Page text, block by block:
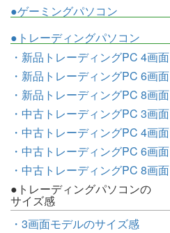
●ゲーミングパソコン
●トレーディングパソコン
・新品トレーディングPC 4画面
・新品トレーディングPC 6画面
・新品トレーディングPC 8画面
・中古トレーディングPC 3画面
・中古トレーディングPC 4画面
・中古トレーディングPC 6画面
・中古トレーディングPC 8画面
●トレーディングパソコンの
サイズ感
・3画面モデルのサイズ感